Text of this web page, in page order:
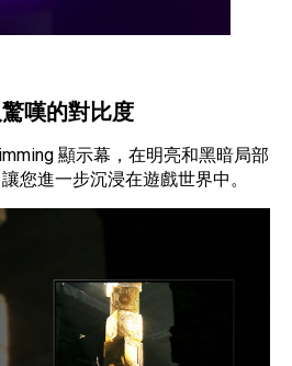
嘆的對比度
顯示幕，在明亮和黑暗局部
您進一步沉浸在遊戲世界中。